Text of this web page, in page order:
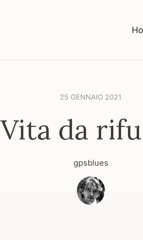
25 GENNAIO 2021
Vita da
gpsblues